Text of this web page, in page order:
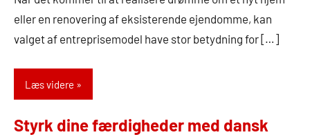
2024
eller en renovering af eksisterende ejendomme, kan
valget af entreprisemodel have stor betydning for […]
Læs videre
Styrk dine færdigheder med dansk